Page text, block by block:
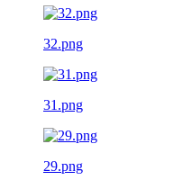
32.png
31.png
29.png